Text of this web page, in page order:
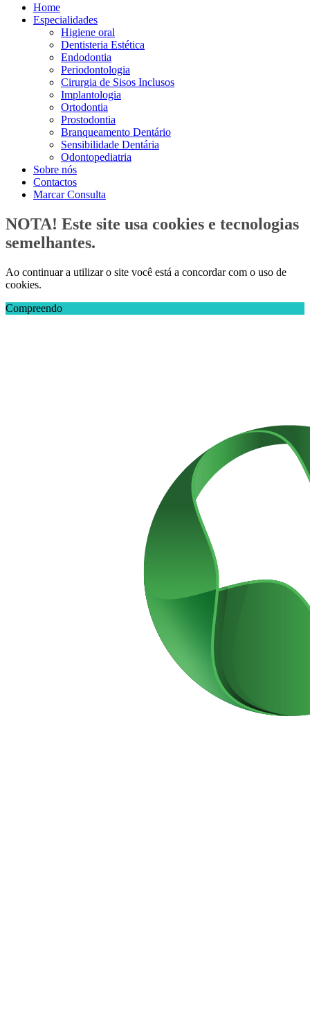
Home
Especialidades
Higiene oral
Dentisteria Estética
Endodontia
Periodontologia
Cirurgia de Sisos Inclusos
Implantologia
Ortodontia
Prostodontia
Branqueamento Dentário
Sensibilidade Dentária
Odontopediatria
Sobre nós
Contactos
Marcar Consulta
NOTA! Este site usa cookies e tecnologias
semelhantes.
Ao continuar a utilizar o site você está a concordar com o uso de
cookies.
Compreendo